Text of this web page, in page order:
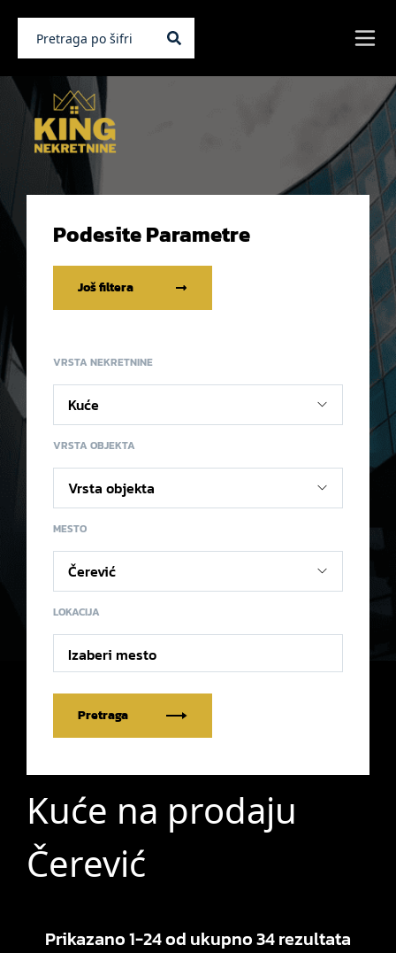
Podesite Parametre
Još filtera
VRSTA NEKRETNINE
VRSTA OBJEKTA
MESTO
LOKACIJA
Izaberi mesto
Pretraga
Kuće na prodaju
Čerević
Prikazano 1-24 od ukupno 34 rezultata